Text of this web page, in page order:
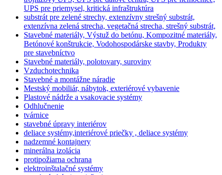
UPS pre priemysel, kritická infraštruktúra
substrát pre zelené strechy, extenzívny strešný substrát,
extenzívna zelená strecha, vegetačná strecha, strešný substrát,
Stavebné materiály, Výstuž do betónu, Kompozitné materiály,
Betónové konštrukcie, Vodohospodárske stavby, Produkty
pre stavebníctvo
Stavebné materiály, polotovary, suroviny
Vzduchotechnika
Stavebné a montážne náradie
Mestský mobiliár, nábytok, exteriérové vybavenie
Plastové nádrže a vsakovacie systémy
Odhlučnenie
tvárnice
stavebné úpravy interiérov
deliace systémy,interiérové priečky , deliace systémy
nadzemné kontajnery
minerálna izolácia
protipožiarna ochrana
elektroinštalačné systémy